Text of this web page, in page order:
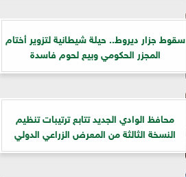
سقوط جزار ديروط.. حيلة شيطانية لتزوير أختام
المجزر الحكومي وبيع لحوم فاسدة
​محافظ الوادي الجديد تتابع ترتيبات تنظيم
النسخة الثالثة من المعرض الزراعي الدولي